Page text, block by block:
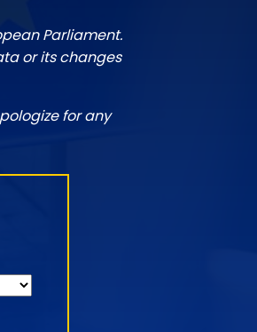
Parliament.
or its changes
for any